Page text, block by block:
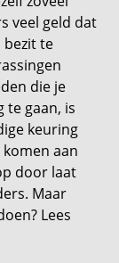
veel geld dat
te
die je
te gaan, is
keuring
aan
door laat
Maar
Lees